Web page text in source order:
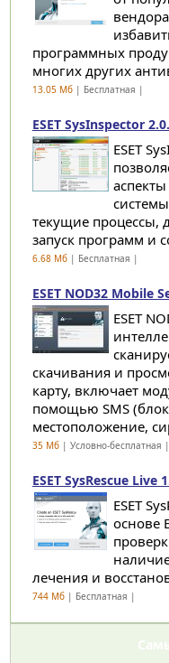
программных
многих других
13.05 Мб| Бесплатная |
ESET SysInspector
ESET
текущие процессы,
запуск программ и
6.68 Мб| Бесплатная |
ESET NOD32 Mobile
ESET
скачивания и
карту, включает
помощью SMS
местоположение,
35 Мб| Условно-бесплатная |
ESET SysRescue Live
ESET
основе
лечения и
744 Мб| Бесплатная |